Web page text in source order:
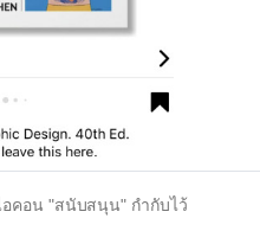
คอน "สนับสนุน" กำกับไว้